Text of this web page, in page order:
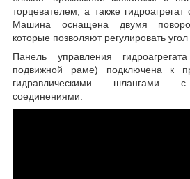
торцевателем, а также
Машина оснащена двумя
которые позволяют регулировать угол
Панель управления
подвижной раме) подключена к
гидравлическими шлангами с
соединениями.